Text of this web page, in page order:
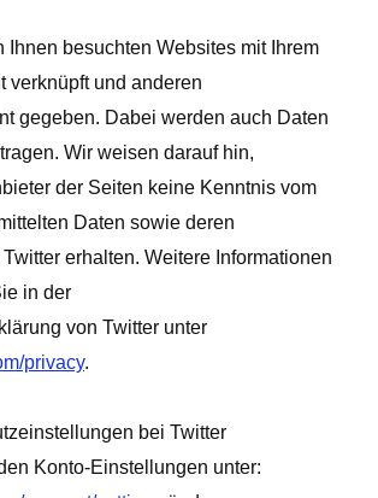
Ihnen besuchten Websites mit Ihrem
verknüpft und anderen
gegeben. Dabei werden auch Daten
Wir weisen darauf hin,
der Seiten keine Kenntnis vom
Daten sowie deren
erhalten. Weitere Informationen
in der
von Twitter unter
privacy.
bei Twitter
Konto-Einstellungen unter: